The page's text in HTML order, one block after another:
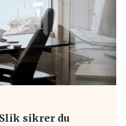
sikrer du